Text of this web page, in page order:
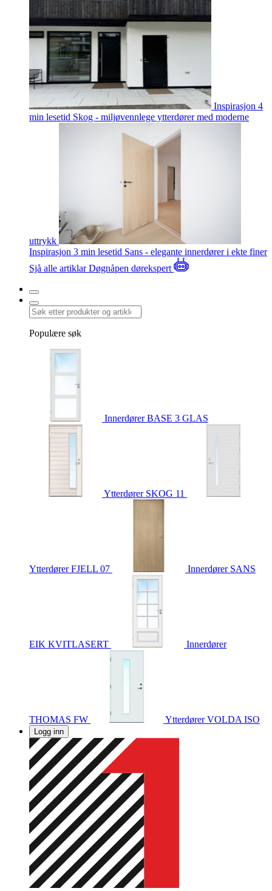
Inspirasjon 4
min lesetid Skog - miljøvennlege ytterdører med moderne
uttrykk
Inspirasjon 3 min lesetid Sans - elegante innerdører i ekte finer
Sjå alle artiklarDøgnåpen dørekspert
Populære søk
InnerdørerBASE 3 GLAS
Ytterdører SKOG 11
YtterdørerFJELL 07 Innerdører SANS
EIK KVITLASERT Innerdører
THOMAS FW YtterdørerVOLDA ISO
Logg inn